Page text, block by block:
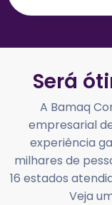
Será
A Bamaq
empresarial
experiência
milhares de
16 estados
Veja